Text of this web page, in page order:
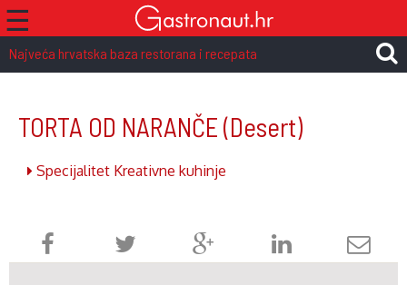
☰
Najveća hrvatska baza restorana i recepata
TORTA OD NARANČE (Desert)
Specijalitet Kreativne kuhinje